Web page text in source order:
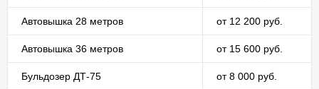
Автовышка 28 метров от 12 200 руб.
Автовышка 36 метров от 15 600 руб.
Бульдозер ДТ-75 от 8 000 руб.